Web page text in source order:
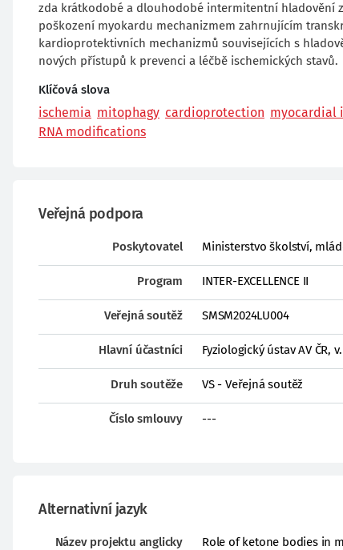
zda krátkodobé a dlouhodobé intermitentní hladovění
poškození myokardu mechanizmem zahrnujícím
kardioprotektivních mechanizmů souvisejících s
nových přístupů k prevenci a léčbě ischemických stavů.
Klíčová slova
ischemia mitophagy cardioprotection myocardial
RNA modifications
Veřejná podpora
Poskytovatel Ministerstvo školství,
Program INTER-EXCELLENCE II
Veřejná soutěž SMSM2024LU004
Hlavní účastníci Fyziologický ústav AV ČR,
Druh soutěže VS - Veřejná soutěž
Číslo smlouvy ---
Alternativní jazyk
Název projektu anglicky Role of ketone bodies in